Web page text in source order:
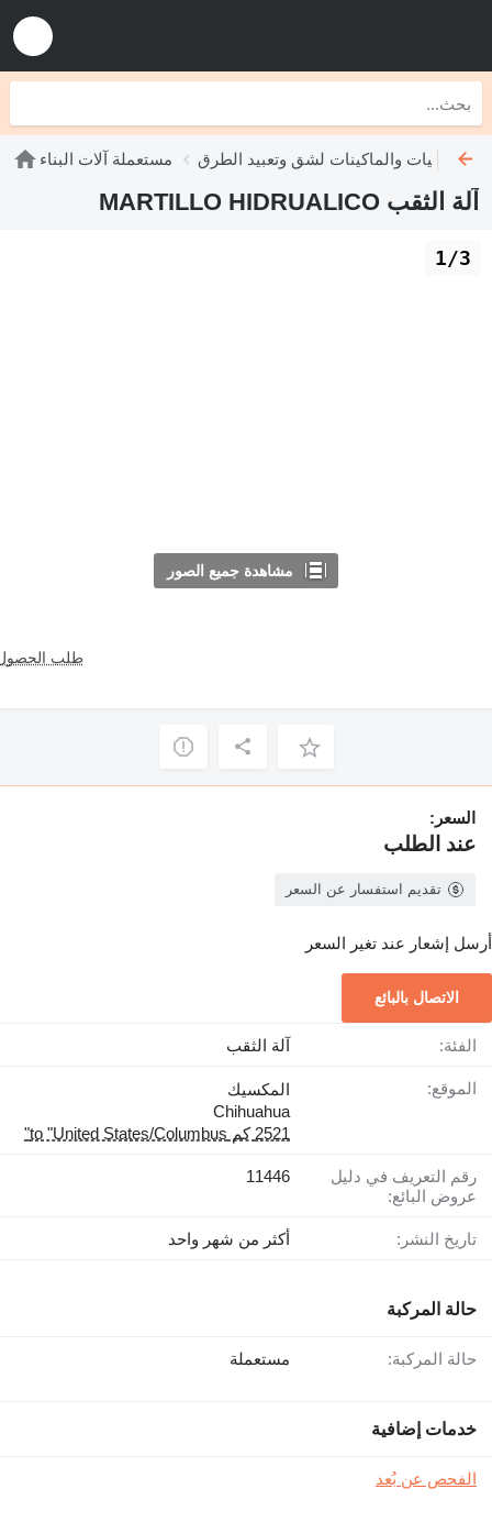
مستعملة آلات البناء الآليات والماكينات لشق وتعبيد الطرق
آلة الثقب MARTILLO HIDRUALICO
مشاهدة جميع الصور
طلب
1/3
السعر:
عند الطلب
تقديم استفسار عن السعر
أرسل إشعار عند تغير السعر
الاتصال بالبائع
الفئة: آلة الثقب
الموقع:
المكسيك
Chihuahua
2521 كم to "United States/Columbus"
رقم التعريف في دليل
عروض البائع:
11446
تاريخ النشر: أكثر من شهر واحد
حالة المركبة
حالة المركبة: مستعملة
خدمات إضافية
الفحص عن بُعد